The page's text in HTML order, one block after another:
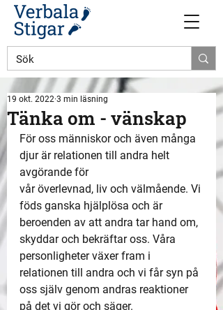
Tänka om - vänskap
19 okt. 2022 3 min läsning
För oss människor och även många
djur är relationen till andra helt
avgörande för
vår överlevnad, liv och välmående. Vi
föds ganska hjälplösa och är
beroenden av att andra tar hand om,
skyddar och bekräftar oss. Våra
personligheter växer fram i
relationen till andra och vi får syn på
oss själv genom andras reaktioner
på det vi gör och säger.